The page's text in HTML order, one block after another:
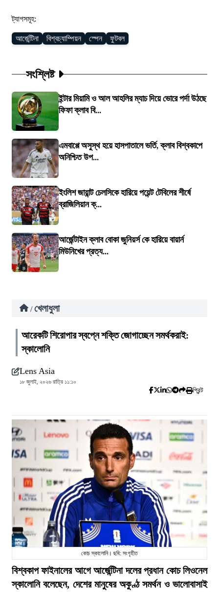
ট্যাগসমূহ:
আর্জেন্টিনা বিশ্বচ্যাম্পিয়ন স্পেন ফুটবল
সংশ্লিষ্ট
ইন্টার মিয়ামি ও আল আহলির ম্যাচ দিয়ে ভোরে পর্দা উঠছে
ফিফা ক্লাব বি...
এমবাপ্পে অসুস্থ হয়ে হাসপাতালে ভর্তি, ক্লাব বিশ্বকাপে
অনিশ্চিত উপ...
ইংলিশ জায়ান্ট চেলসিকে হারিয়ে পয়েন্ট টেবিলের শীর্ষে
ব্রাজিলিয়ান ক্...
আর্জেন্টাইন ক্লাব বোকা জুনিয়র্স কে হারিয়ে বায়ার্ন
মিউনিখের প্রত্য...
/ খেলাধুলা
আরেকটি শিরোপার স্বপ্নে শক্তি জোগাচ্ছেন সমর্থকরাই:
স্কালোনি
Lens Asia
১৮ জুলাই, ২০২৬ রাত্রি ১১:১০
প্রিন্ট
কোচ স্কালোনি। ছবি: সংগৃহীত
বিশ্বকাপ ফাইনালের আগে আর্জেন্টিনা দলের প্রধান কোচ লিওনেল
স্কালোনি বলেছেন, দেশের মানুষের অকুণ্ঠ সমর্থন ও ভালোবাসাই